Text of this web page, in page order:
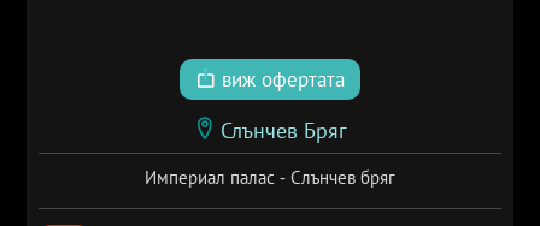
виж офертата
Слънчев Бряг
Империал палас - Слънчев бряг